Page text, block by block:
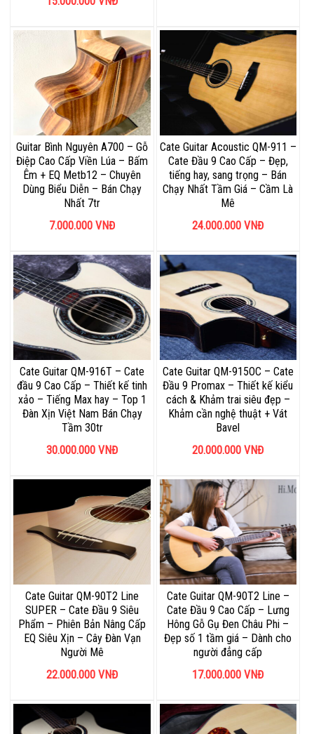
Guitar Bình Nguyên A700 – Gỗ
Điệp Cao Cấp Viền Lúa – Bấm
Êm + EQ Metb12 – Chuyên
Dùng Biểu Diễn – Bán Chạy
Nhất 7tr
7.000.000 VNĐ
Cate Guitar Acoustic QM-911 –
Cate Đầu 9 Cao Cấp – Đẹp,
tiếng hay, sang trọng – Bán
Chạy Nhất Tầm Giá – Cầm Là
Mê
24.000.000 VNĐ
Cate Guitar QM-916T – Cate
đầu 9 Cao Cấp – Thiết kế tinh
xảo – Tiếng Max hay – Top 1
Đàn Xịn Việt Nam Bán Chạy
Tầm 30tr
30.000.000 VNĐ
Cate Guitar QM-915OC – Cate
Đầu 9 Promax – Thiết kế kiểu
cách & Khảm trai siêu đẹp –
Khảm cần nghệ thuật + Vát
Bavel
20.000.000 VNĐ
Cate Guitar QM-90T2 Line
SUPER – Cate Đầu 9 Siêu
Phẩm – Phiên Bản Nâng Cấp
EQ Siêu Xịn – Cây Đàn Vạn
Người Mê
22.000.000 VNĐ
Cate Guitar QM-90T2 Line –
Cate Đầu 9 Cao Cấp – Lưng
Hông Gỗ Gụ Đen Châu Phi –
Đẹp số 1 tầm giá – Dành cho
người đẳng cấp
17.000.000 VNĐ